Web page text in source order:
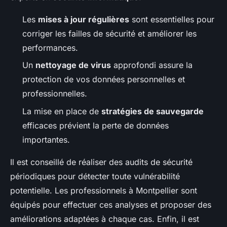
Les mises à jour régulières sont essentielles pour
corriger les failles de sécurité et améliorer les
performances.
Un nettoyage de virus approfondi assure la
protection de vos données personnelles et
professionnelles.
La mise en place de stratégies de sauvegarde
efficaces prévient la perte de données
importantes.
Il est conseillé de réaliser des audits de sécurité
périodiques pour détecter toute vulnérabilité
potentielle. Les professionnels à Montpellier sont
équipés pour effectuer ces analyses et proposer des
améliorations adaptées à chaque cas. Enfin, il est